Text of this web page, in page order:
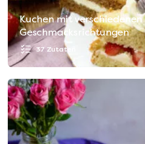
Kuchen mit verschiedenen
Geschmacksrichtungen
37 Zutaten